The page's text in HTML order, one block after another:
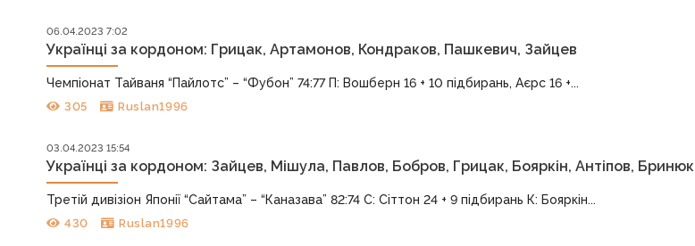
06.04.2023 7:02
Українці за кордоном: Грицак, Артамонов, Кондраков, Пашкевич, Зайцев
Чемпіонат Тайваня “Пайлотс” – “Фубон” 74:77 П: Вошберн 16 + 10 підбирань, Аєрс 16 +...
305 Ruslan1996
03.04.2023 15:54
Українці за кордоном: Зайцев, Мішула, Павлов, Бобров, Грицак, Бояркін, Антіпов, Бринюк
Третій дивізіон Японії “Сайтама” – “Каназава” 82:74 С: Сіттон 24 + 9 підбирань К: Бояркін...
430 Ruslan1996